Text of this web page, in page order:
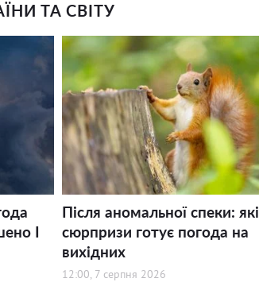
ТА СВІТУ
І
Після аномальної спеки: які
сюрпризи готує погода на
вихідних
12:00, 7 серпня 2026